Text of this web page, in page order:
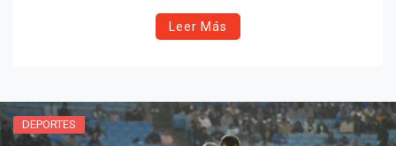
simple muestra de sangre, sin riesgos para la madre ni
el bebé. Conozca cómo funciona esta tecnología,
Leer Más
DEPORTES